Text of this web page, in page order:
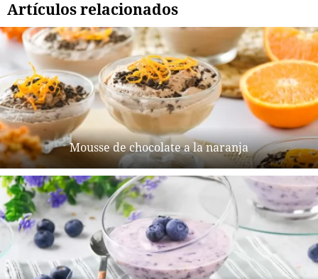
Artículos relacionados
Mousse de chocolate a la naranja